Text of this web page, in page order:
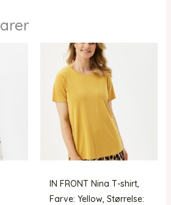
IN FRONT Nina T-shirt,
Farve: Yellow, Størrelse: